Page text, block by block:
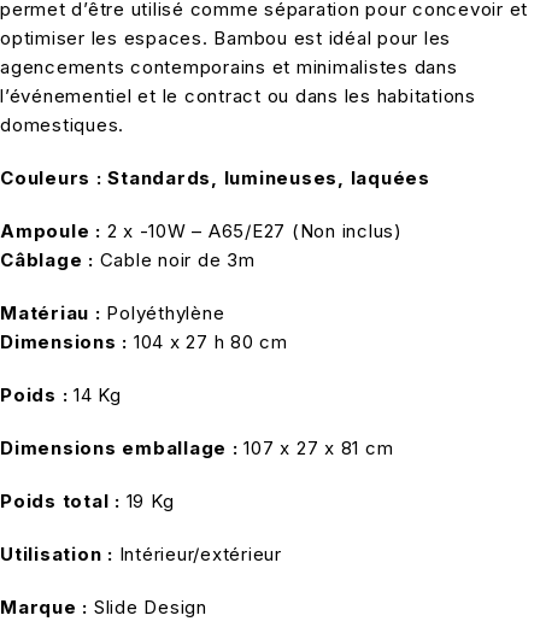
permet d’être utilisé comme séparation pour concevoir et
optimiser les espaces. Bambou est idéal pour les
agencements contemporains et minimalistes dans
l’événementiel et le contract ou dans les habitations
domestiques.
Couleurs : Standards, lumineuses, laquées
Ampoule : 2 x -10W – A65/E27 (Non inclus)
Câblage : Cable noir de 3m
Matériau : Polyéthylène
Dimensions : 104 x 27 h 80 cm
Poids : 14 Kg
Dimensions emballage :107 x 27 x 81 cm
Poids total : 19 Kg
Utilisation : Intérieur/extérieur
Marque : Slide Design